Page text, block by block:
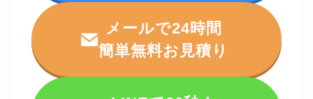
メールで24時間
簡単無料お見積り